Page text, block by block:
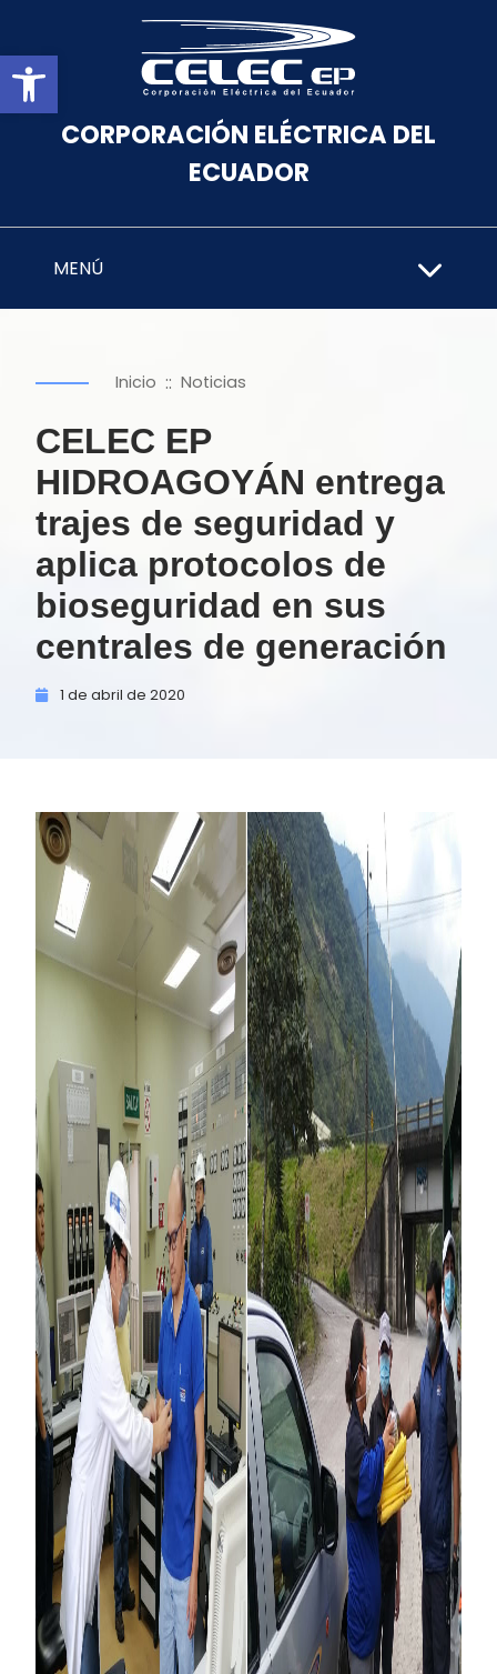
Abrir barra de herramientas
CORPORACIÓN ELÉCTRICA DEL
ECUADOR
MENÚ
Inicio :: Noticias
CELEC EP
HIDROAGOYÁN entrega
trajes de seguridad y
aplica protocolos de
bioseguridad en sus
centrales de generación
1 de abril de 2020